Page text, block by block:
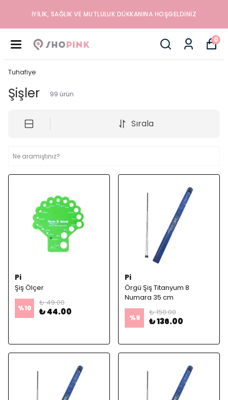
İYILIK, SAĞLIK VE MUTLULUK DÜKKANINA HOŞGELDINIZ
0
Tuhafiye
Şişler 99 ürün
Sırala
Pi
Şiş Ölçer
%10
₺ 49.00
₺ 44.00
Pi
Örgü Şiş Titanyum 8
Numara 35 cm
%9
₺ 150.00
₺ 136.00